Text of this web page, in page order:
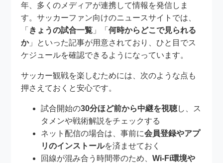
年、多くのメディアが連携して情報を発信しま
す。サッカーファン向けのニュースサイトでは、
「 きょうの試合一覧 」「何時からどこで見られる
か」といった記事が用意されており、ひと目でス
ケジュールを確認できるようになっています。
サッカー観戦を楽しむためには、次のような点も
押さえておくと安心です。
試合開始の30分ほど前から中継を視聴し、ス
タメンや戦術解説をチェックする
ネット配信の場合は、事前に会員登録やアプ
リのインストールを済ませておく
回線が混み合う時間帯のため、Wi-Fi環境や